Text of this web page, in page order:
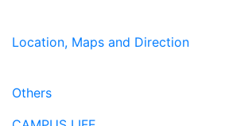
Location, Maps and Direction
Others